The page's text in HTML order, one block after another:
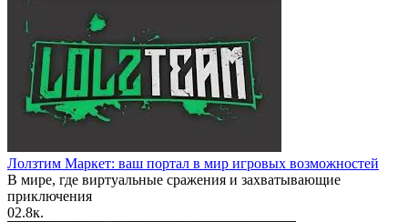
Лолзтим Маркет: ваш портал в мир игровых возможностей
В мире, где виртуальные сражения и захватывающие
приключения
02.8к.